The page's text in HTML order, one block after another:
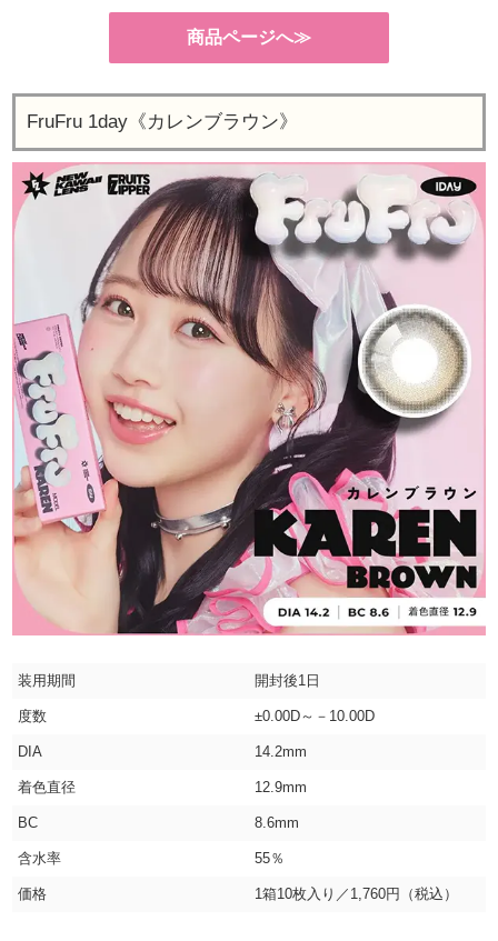
商品ページへ≫
FruFru 1day《カレンブラウン》
装用期間 開封後1日
度数 ±0.00D～－10.00D
DIA 14.2mm
着色直径 12.9mm
BC 8.6mm
含水率 55％
価格 1箱10枚入り／1,760円（税込）